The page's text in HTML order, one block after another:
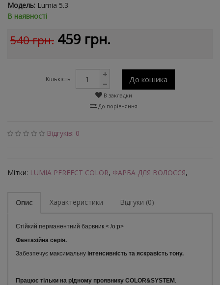
Модель: Lumia 5.3
В наявності
540 грн. 459 грн.
Кількість До кошика
В закладки
До порівняння
Відгуків: 0
Мітки: LUMIA PERFECT COLOR, ФАРБА ДЛЯ ВОЛОССЯ,
Опис Характеристики Відгуки (0)
Стійкий перманентний барвник.< /o:p>
Фантазійна серія.
Забезпечує максимальну інтенсивність та яскравість тону.
Працює тільки на рідному проявнику COLOR&SYSTEM .